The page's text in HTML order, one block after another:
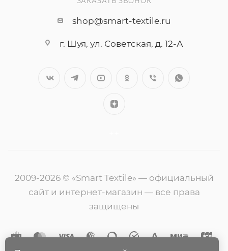
shop@smart-textile.ru
г. Шуя, ул. Советская, д. 12-А
2009-2026 © «Smart Textile» — официальный
сайт и интернет-магазин — все права
защищены